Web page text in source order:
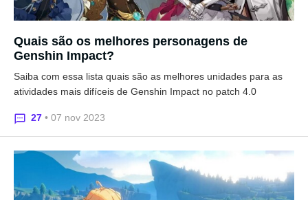
Quais são os melhores personagens de
Genshin Impact?
Saiba com essa lista quais são as melhores unidades para as
atividades mais difíceis de Genshin Impact no patch 4.0
27 • 07 nov 2023